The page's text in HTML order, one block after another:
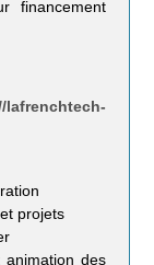
financement
lafrenchtech-
projets
animation des